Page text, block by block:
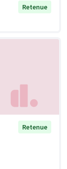
Retenue
Retenue